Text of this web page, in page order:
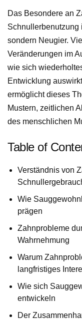
Das Besondere an
Schnullerbenutzung
sondern Neugier.
Veränderungen im
wie sich
Entwicklung
ermöglicht dieses
Mustern, zeitlichen
des menschlichen
Table of
Verständnis von
Wie
prägen
Zahnprobleme
Wahrnehmung
Warum
langfristiges
Wie sich
entwickeln
Der